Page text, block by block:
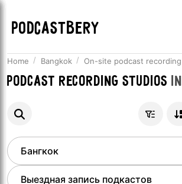
PODCASTBERY
Home Bangkok On-site podcast recording
Podcast recording studios in